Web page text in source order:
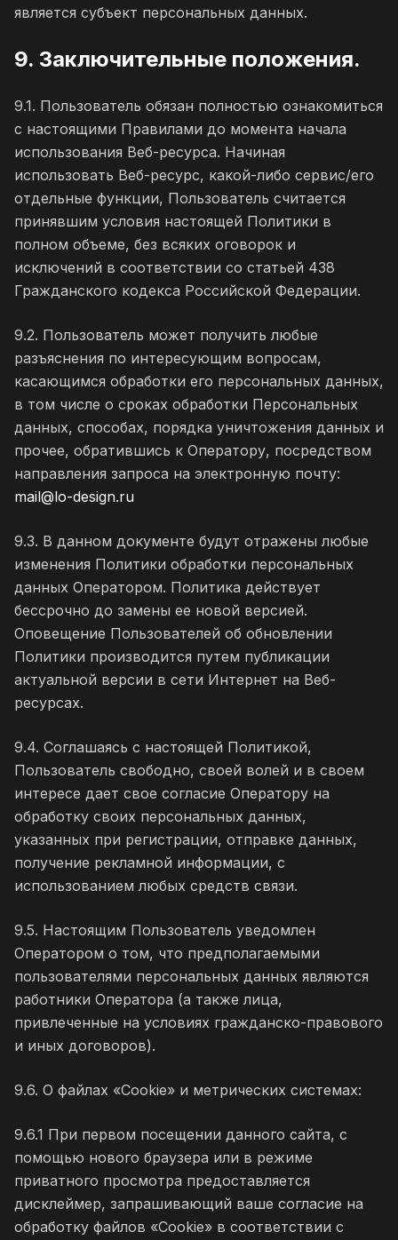
является субъект персональных данных.
9. Заключительные положения.
9.1. Пользователь обязан полностью ознакомиться
с настоящими Правилами до момента начала
использования Веб-ресурса. Начиная
использовать Веб-ресурс, какой-либо сервис/его
отдельные функции, Пользователь считается
принявшим условия настоящей Политики в
полном объеме, без всяких оговорок и
исключений в соответствии со статьей 438
Гражданского кодекса Российской Федерации.
9.2. Пользователь может получить любые
разъяснения по интересующим вопросам,
касающимся обработки его персональных данных,
в том числе о сроках обработки Персональных
данных, способах, порядка уничтожения данных и
прочее, обратившись к Оператору, посредством
направления запроса на электронную почту:
mail@lo-design.ru
9.3. В данном документе будут отражены любые
изменения Политики обработки персональных
данных Оператором. Политика действует
бессрочно до замены ее новой версией.
Оповещение Пользователей об обновлении
Политики производится путем публикации
актуальной версии в сети Интернет на Веб-
ресурсах.
9.4. Соглашаясь с настоящей Политикой,
Пользователь свободно, своей волей и в своем
интересе дает свое согласие Оператору на
обработку своих персональных данных,
указанных при регистрации, отправке данных,
получение рекламной информации, с
использованием любых средств связи.
9.5. Настоящим Пользователь уведомлен
Оператором о том, что предполагаемыми
пользователями персональных данных являются
работники Оператора (а также лица,
привлеченные на условиях гражданско-правового
и иных договоров).
9.6. О файлах «Cookie» и метрических системах:
9.6.1 При первом посещении данного сайта, с
помощью нового браузера или в режиме
приватного просмотра предоставляется
дисклеймер, запрашивающий ваше согласие на
обработку файлов «Cookie» в соответствии с